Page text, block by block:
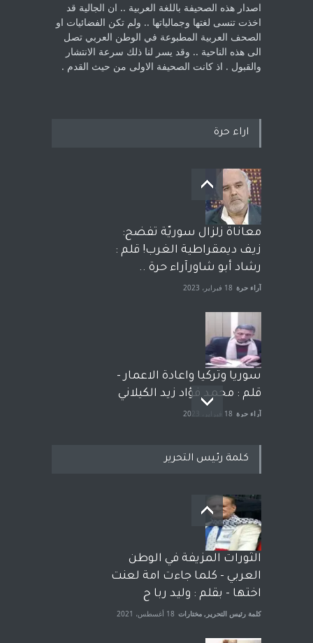
اصدار هذه الصحيفة باللغة العربية .. ان الجالية قد
اخذت ‏تنسى لغتها وجمالياتها .. ولم تكن الفضائيات او
الصحف العربية المطبوعة في الوطن ‏العربي تصل
الى هذه الناحية .. وقد يسر لنا ذلك سرعة الانتشار
والقبول . اذ كانت ‏الصحيفة الاولى من حيث القدم . ‏
اراء حرة
معاناة زلزال سوريّة تفضح:
زيف ديمقراطية الغرب! قلم :
رشاد أبو شاورآراء حرة ..
آراء حرة 18 فبراير، 2023
سوريا وتركيا واعادة الاعمار -
قلم : محمد فؤاد زيد الكيلاني
آراء حرة 18 فبراير، 2023
بعد معارك قضائية طاحنة كتب
وترافع فيها بنفسه مرة اخرى..
الشيخ طارق يوسف يقهر
الحكومة الأمريكية ، فأعطوه
الجنسية عن يد وهم صاغرون،
آراء حرة مختارات 7 أبريل، 2023
كلمة رئيس التحرير
الثورات المزيفة في الوطن
العربي - كلما جاءت امة لعنت
اختها - بقلم : وليد ربا ح
كلمة رئيس التحرير , مختارات 18 أغسطس، 2021